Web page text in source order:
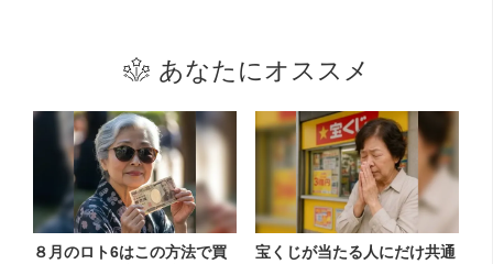
あなたにオススメ
８月のロト6はこの方法で買
宝くじが当たる人にだけ共通